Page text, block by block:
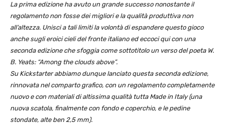
La prima edizione ha avuto un grande successo nonostante il
regolamento non fosse dei migliori e la qualità produttiva non
all’altezza. Unisci a tali limiti la volontà di espandere questo gioco
anche sugli eroici cieli del fronte italiano ed eccoci qui con una
seconda edizione che sfoggia come sottotitolo un verso del poeta W.
B. Yeats: “Among the clouds above”.
Su Kickstarter abbiamo dunque lanciato questa seconda edizione,
rinnovata nel comparto grafico, con un regolamento completamente
nuovo e con materiali di altissima qualità tutta Made in Italy (una
nuova scatola, finalmente con fondo e coperchio, e le pedine
stondate, alte ben 2,5 mm).